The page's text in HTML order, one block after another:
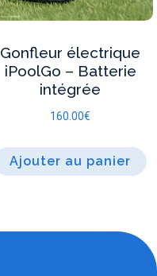
Gonfleur électrique
iPoolGo – Batterie
intégrée
160.00€
Ajouter au panier